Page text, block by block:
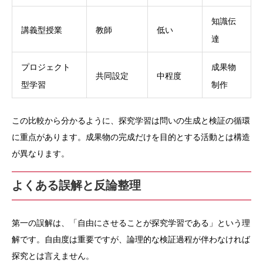
講義型授業 教師 低い
知識伝
達
プロジェクト
型学習
共同設定 中程度
成果物
制作
この比較から分かるように、探究学習は問いの生成と検証の循環
に重点があります。成果物の完成だけを目的とする活動とは構造
が異なります。
よくある誤解と反論整理
第一の誤解は、「自由にさせることが探究学習である」という理
解です。自由度は重要ですが、論理的な検証過程が伴わなければ
探究とは言えません。